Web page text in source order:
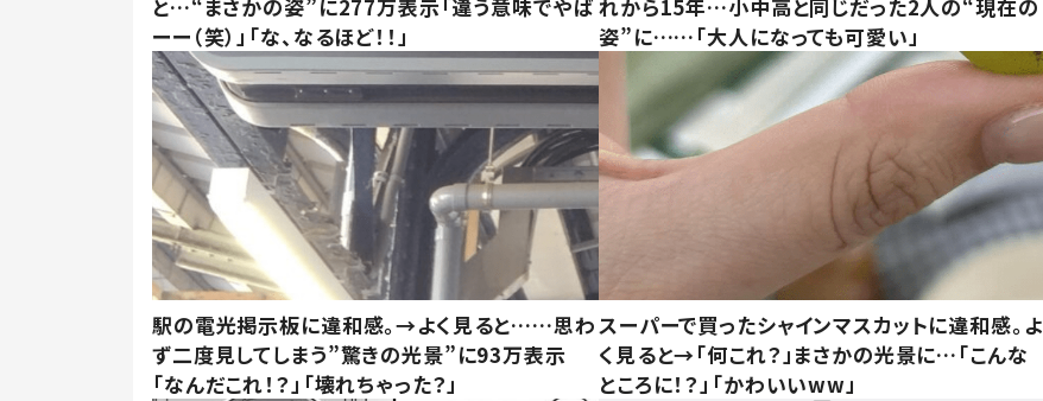
と…“まさかの姿”に277万表示「違う意味でやば
ーー（笑）」「な、なるほど！！」
れから15年…小中高と同じだった2人の“現在の
姿”に……「大人になっても可愛い」
駅の電光掲示板に違和感。→よく見ると……思わ
ず二度見してしまう”驚きの光景”に93万表示
「なんだこれ！？」「壊れちゃった？」
スーパーで買ったシャインマスカットに違和感。よ
く見ると→「何これ？」まさかの光景に…「こんな
ところに！？」「かわいいww」